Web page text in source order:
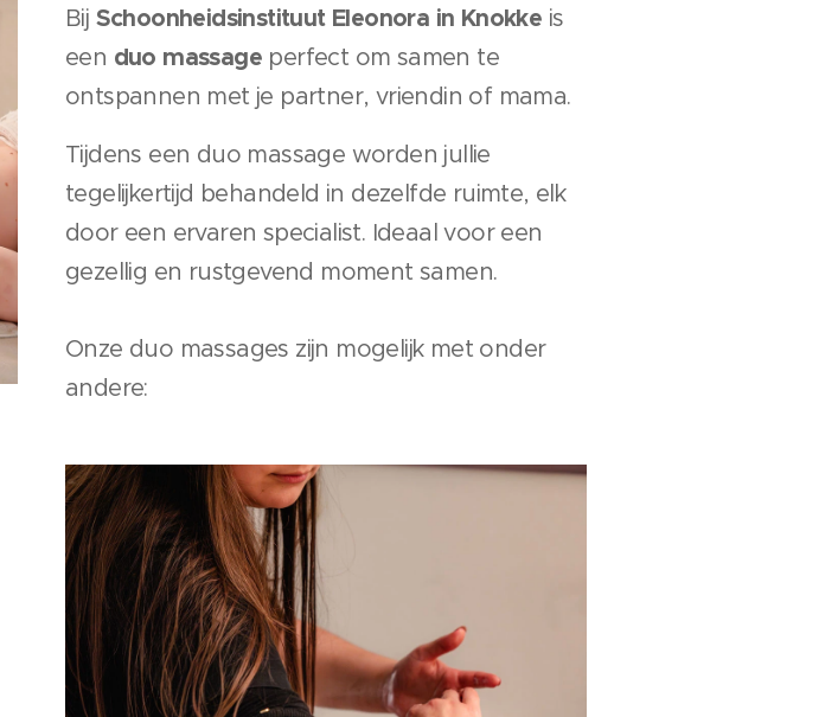
Bij Schoonheidsinstituut Eleonora in Knokke is
een duo massage perfect om samen te
ontspannen met je partner, vriendin of mama.
Tijdens een duo massage worden jullie
tegelijkertijd behandeld in dezelfde ruimte, elk
door een ervaren specialist. Ideaal voor een
gezellig en rustgevend moment samen.
Onze duo massages zijn mogelijk met onder
andere: